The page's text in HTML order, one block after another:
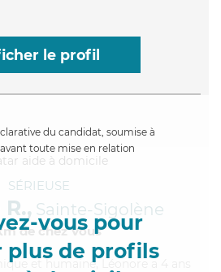
le profil
du candidat, soumise à
toute mise en relation
vous pour
plus de profils
SÉRIEUSE
Sainte-Sigolène
de chez Vous
et humaine, Léonore a 4 ans